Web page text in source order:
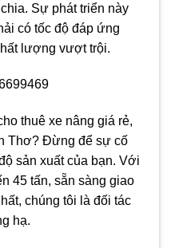
Sự phát triển này
có tốc độ đáp ứng
lượng vượt trội.
thuê xe nâng giá rẻ,
Thơ? Đừng để sự cố
sản xuất của bạn. Với
45 tấn, sẵn sàng giao
chúng tôi là đối tác
hạ.